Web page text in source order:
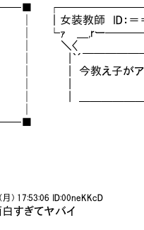
｜女装教師 ID：＝
／ │ └ｧ ＿,rー
}<⌒ │ ＼〈
|｀´￣￣￣￣￣￣￣
え子がアカウント乗
│ |
＿＿＿＿＿＿＿＿
) 17:53:06 ID:00neKKcD
すぎてヤバイ